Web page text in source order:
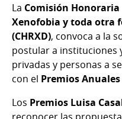
La Comisión
Xenofobia y toda otra
(CHRXD), convoca a la
postular a instituciones
privadas y personas a
con el Premios
Los Premios Luisa
reconocer las